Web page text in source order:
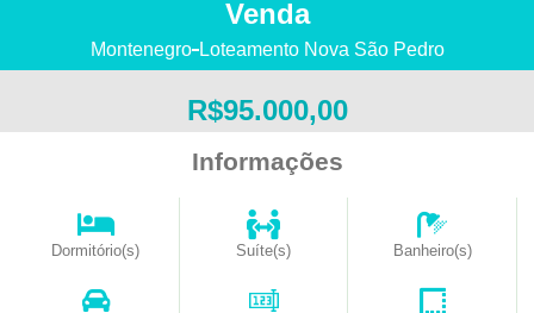
Venda
Montenegro Loteamento Nova São Pedro
R$95.000,00
Informações
Dormitório(s) Suíte(s) Banheiro(s)